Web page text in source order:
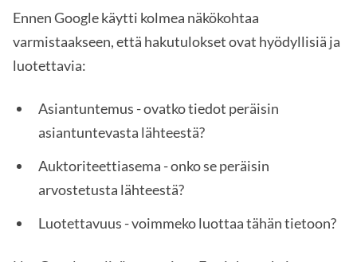
Ennen Google käytti kolmea näkökohtaa
varmistaakseen, että hakutulokset ovat hyödyllisiä ja
luotettavia:
Asiantuntemus - ovatko tiedot peräisin
asiantuntevasta lähteestä?
Auktoriteettiasema - onko se peräisin
arvostetusta lähteestä?
Luotettavuus - voimmeko luottaa tähän tietoon?